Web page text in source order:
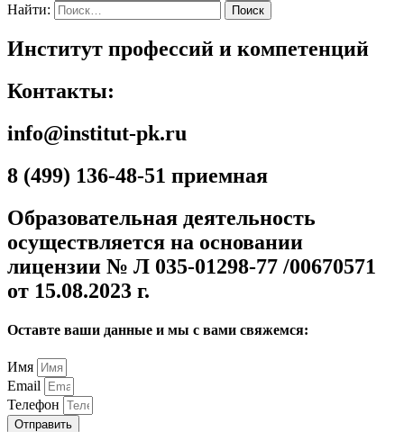
Найти:
Институт профессий и компетенций
Контакты:
info@institut-pk.ru
8 (499) 136-48-51 приемная
Образовательная деятельность
осуществляется на основании
лицензии № Л 035-01298-77 /00670571
от 15.08.2023 г.
Оставте ваши данные и мы с вами свяжемся:
Имя
Email
Телефон
Отправить